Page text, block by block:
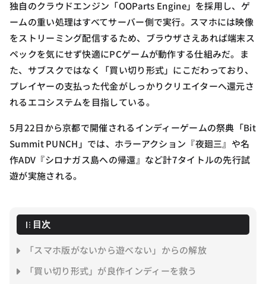
独自のクラウドエンジン「OOParts Engine」を採用し、ゲ
ームの重い処理はすべてサーバー側で実行。スマホには映像
をストリーミング配信するため、ブラウザさえあれば端末ス
ペックを気にせず快適にPCゲームが動作する仕組みだ。ま
た、サブスクではなく「買い切り形式」にこだわっており、
プレイヤーの支払った代金がしっかりクリエイターへ還元さ
れるエコシステムを目指している。
5月22日から京都で開催されるインディーゲームの祭典「Bit
Summit PUNCH」では、ホラーアクション『夜廻三』や名
作ADV『シロナガス島への帰還』など計7タイトルの先行試
遊が実施される。
目次
「スマホ版がないから遊べない」からの解放
「買い切り形式」が良作インディーを救う